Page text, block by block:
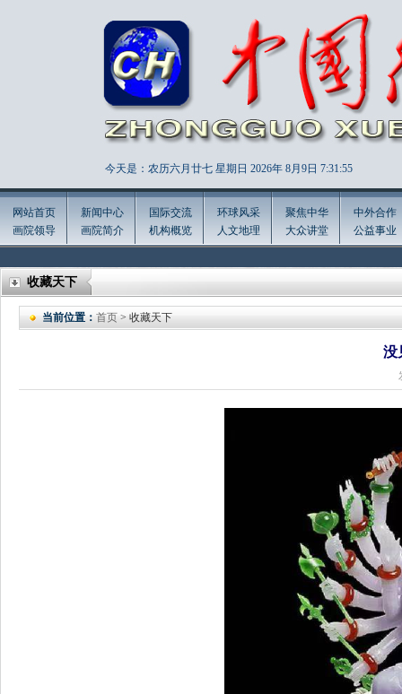
今天是：农历六月廿七 星期日 2026年 8月9日 7:31:57
网站首页
画院领导
新闻中心
画院简介
国际交流
机构概览
环球风采
人文地理
聚焦中华
大众讲堂
中外合作
公益事业
收藏天下
当前位置： 首页 > 收藏天下
没